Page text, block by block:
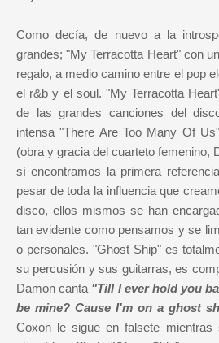
Como decía, de nuevo a la
grandes; "My Terracotta Heart" con
regalo, a medio camino entre el pop
el r&b y el soul. "My Terracotta
de las grandes canciones del
intensa "There Are Too Many Of
(obra y gracia del cuarteto femenino,
sí encontramos la primera
pesar de toda la influencia que
disco, ellos mismos se han
tan evidente como pensamos y se
o personales. "Ghost Ship" es
su percusión y sus guitarras, es
Damon canta "Till I ever hold you
be mine? Cause I'm on a ghost
Coxon le sigue en falsete